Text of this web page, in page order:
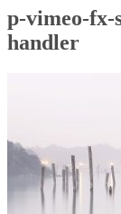
p-vimeo-fx-
handler